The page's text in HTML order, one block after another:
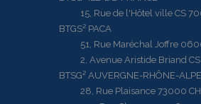
15, Rue de l'Hôtel ville CS
BTGS² PACA
51, Rue Maréchal Joffre
2, Avenue Aristide Briand CS
BTSG² AUVERGNE-RHÔNE-
28, Rue Plaisance 73000